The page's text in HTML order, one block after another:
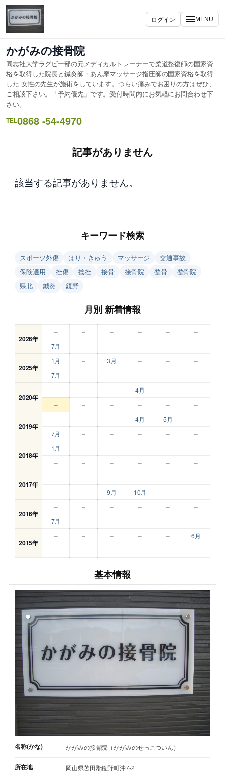
内
容
を
キ
ッ
プ
ログイン MENU
かがみの接骨院
同志社大学ラグビー部の元メディカルトレーナーで柔道整復師の国家資
格を取得した院長と鍼灸師・あん摩マッサージ指圧師の国家資格を取得
した 女性の先生が施術をしています。つらい痛みでお困りの方はぜひ、
ご相談下さい。「予約優先」です。受付時間内にお気軽にお問合わせ下
さい。
TEL0868 -54-4970
記事がありません
該当する記事がありません。
キーワード検索
スポーツ外傷 はり・きゅう マッサージ
交通事故
保険適用
挫傷 捻挫 接骨 接骨院 整骨
整骨院
県北
鍼灸 鏡野
月別 新着情報
2026年
– – – – –
–
7月
– – – – –
2025年
1月 – 3月 – –
–
7月
– – – – –
2020年
– – – 4月 – –
– – – – – –
2019年
– – – 4月 5月
–
7月
– – – – –
2018年
1月 – – – –
–
–
– – – – –
2017年
– – – – –
–
–
– 9月 10月 – –
2016年
– – – – –
–
7月
– – – – –
2015年
– – – – –
6月
–
– – – – –
基本情報
名称(かな) かがみの接骨院（かがみのせっこついん）
所在地 岡山県苫田郡鏡野町沖7-2